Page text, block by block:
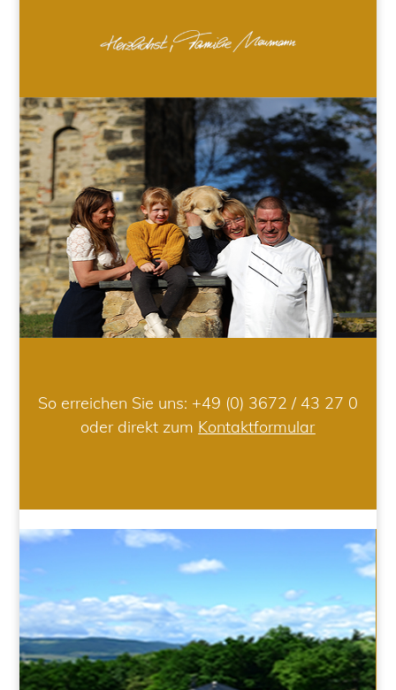
So erreichen Sie uns: +49 (0) 3672 / 43 27 0
oder direkt zum Kontaktformular